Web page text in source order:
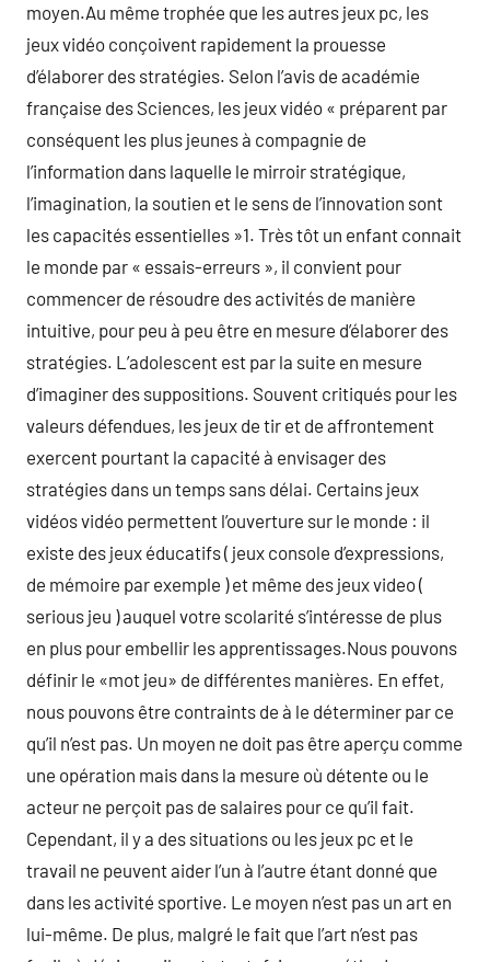
moyen.Au même trophée que les autres jeux pc, les
jeux vidéo conçoivent rapidement la prouesse
d’élaborer des stratégies. Selon l’avis de académie
française des Sciences, les jeux vidéo « préparent par
conséquent les plus jeunes à compagnie de
l’information dans laquelle le mirroir stratégique,
l’imagination, la soutien et le sens de l’innovation sont
les capacités essentielles »1. Très tôt un enfant connait
le monde par « essais-erreurs », il convient pour
commencer de résoudre des activités de manière
intuitive, pour peu à peu être en mesure d’élaborer des
stratégies. L’adolescent est par la suite en mesure
d’imaginer des suppositions. Souvent critiqués pour les
valeurs défendues, les jeux de tir et de affrontement
exercent pourtant la capacité à envisager des
stratégies dans un temps sans délai. Certains jeux
vidéos vidéo permettent l’ouverture sur le monde : il
existe des jeux éducatifs ( jeux console d’expressions,
de mémoire par exemple ) et même des jeux video (
serious jeu ) auquel votre scolarité s’intéresse de plus
en plus pour embellir les apprentissages.Nous pouvons
définir le «mot jeu» de différentes manières. En effet,
nous pouvons être contraints de à le déterminer par ce
qu’il n’est pas. Un moyen ne doit pas être aperçu comme
une opération mais dans la mesure où détente ou le
acteur ne perçoit pas de salaires pour ce qu’il fait.
Cependant, il y a des situations ou les jeux pc et le
travail ne peuvent aider l’un à l’autre étant donné que
dans les activité sportive. Le moyen n’est pas un art en
lui-même. De plus, malgré le fait que l’art n’est pas